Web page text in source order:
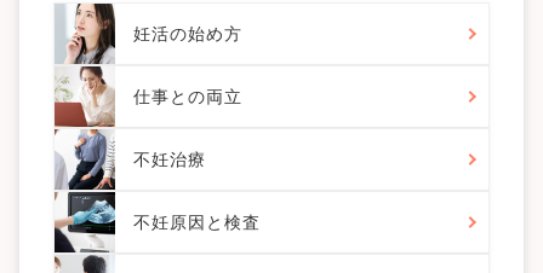
妊活の始め方
仕事との両立
不妊治療
不妊原因と検査